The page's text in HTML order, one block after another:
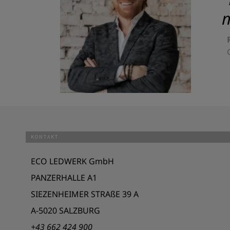
KONTAKT
ECO LEDWERK GmbH
PANZERHALLE A1
SIEZENHEIMER STRAßE 39 A
A-5020 SALZBURG
+43 662 424 900